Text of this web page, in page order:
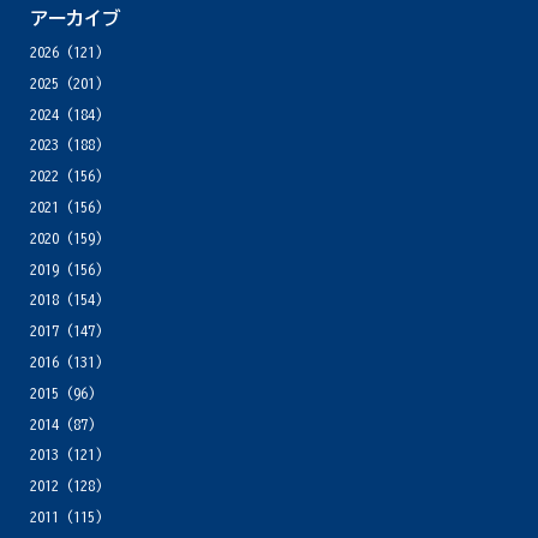
アーカイブ
2026(121)
2025 (201)
2024(184)
2023 (188)
2022 (156)
2021
(156)
2020(159)
2019(156)
2018(154)
2017(147)
2016(131)
2015 (96)
2014(87)
2013 (121)
2012 (128)
2011
(115)